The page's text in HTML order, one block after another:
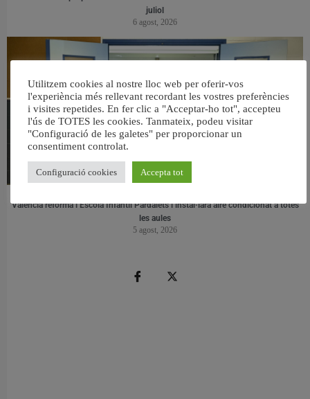
juliol
6 agost, 2026
València reforma l’Escola Infantil Pardalets i instal·larà aire condicionat a totes
les aules
5 agost, 2026
Utilitzem cookies al nostre lloc web per oferir-vos
l'experiència més rellevant recordant les vostres preferències
i visites repetides. En fer clic a "Acceptar-ho tot", accepteu
l'ús de TOTES les cookies. Tanmateix, podeu visitar
"Configuració de les galetes" per proporcionar un
consentiment controlat.
Configuració cookies Accepta tot